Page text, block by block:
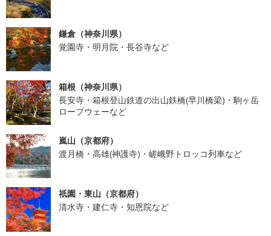
鎌倉（神奈川県）
覚園寺・明月院・長谷寺など
箱根（神奈川県）
長安寺・箱根登山鉄道の出山鉄橋(早川橋梁)・駒ヶ岳
ロープウェーなど
嵐山（京都府）
渡月橋・高雄(神護寺)・嵯峨野トロッコ列車など
祇園・東山（京都府）
清水寺・建仁寺・知恩院など